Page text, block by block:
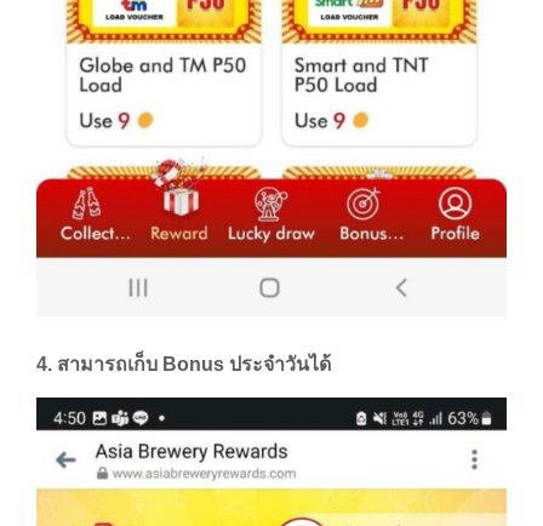
4. สามารถเก็บ Bonus ประจำวันได้